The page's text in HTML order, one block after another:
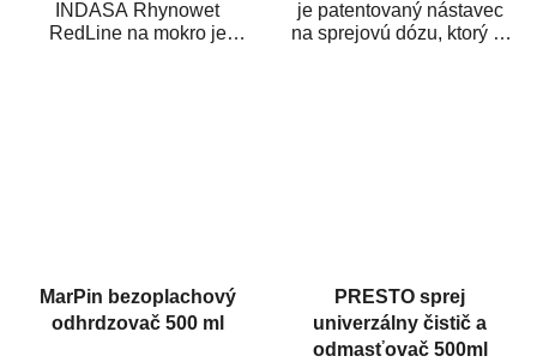
INDASA Rhynowet
RedLine na mokro je
je patentovaný nástavec
na sprejovú dózu, ktorý ju
MarPin bezoplachový
odhrdzovač 500 ml
PRESTO sprej
univerzálny čistič a
odmasťovač 500ml